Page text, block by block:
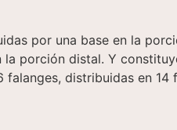
por una base en la
la porción distal. Y
falanges, distribuidas en 14